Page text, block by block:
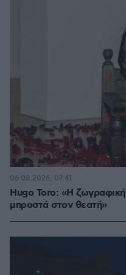
Hugo Toro: «Η ζωγραφική
μπροστά στον θεατή»
06.08.2026, 07:41